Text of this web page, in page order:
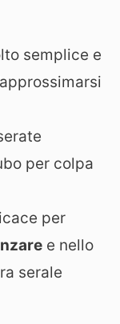
semplice e
per colpa
per
e nello
serale